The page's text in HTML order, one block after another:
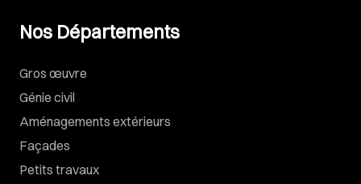
Nos Départements
Gros œuvre
Génie civil
Aménagements extérieurs
Façades
Petits travaux